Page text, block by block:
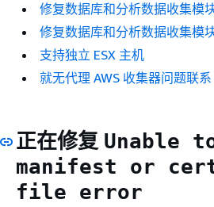
修复数据库和分析数据收集模
修复数据库和分析数据收集模
支持独立 ESX 主机
就无代理 AWS 收集器问题联
正在修复 Unable
manifest or
file error